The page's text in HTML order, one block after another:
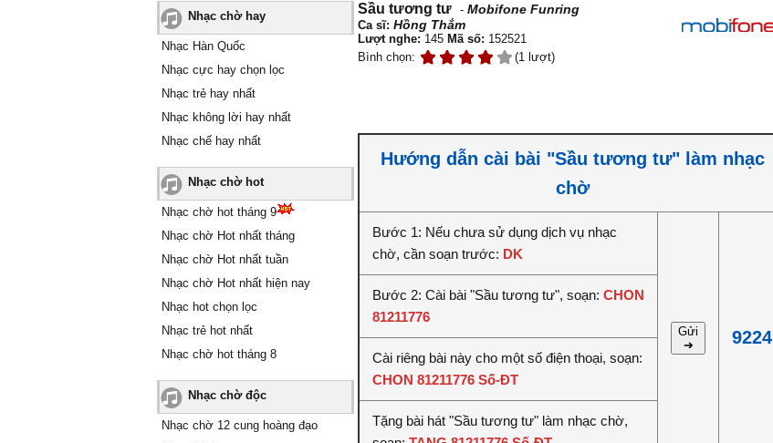
Nhạc chờ hay
Nhạc Hàn Quốc
Nhạc cực hay chọn lọc
Nhạc trẻ hay nhất
Nhạc không lời hay nhất
Nhạc chế hay nhất
Nhạc chờ hot
Nhạc chờ hot tháng 9
Nhạc chờ Hot nhất tháng
Nhạc chờ Hot nhất tuần
Nhạc chờ Hot nhất hiện nay
Nhạc hot chọn lọc
Nhạc trẻ hot nhất
Nhạc chờ hot tháng 8
Nhạc chờ độc
Nhạc chờ 12 cung hoàng đạo
Sầu tương tư - Mobifone Funring
Ca sĩ: Hồng Thắm
Lượt nghe: 145 Mã số: 152521
Bình chọn:
(1 lượt)
Hướng dẫn cài bài "Sầu tương tư" làm nhạc
chờ
Bước 1: Nếu chưa sử dụng dịch vụ nhạc
chờ, cần soạn trước: DK
Gửi
➔
9224
Bước 2: Cài bài "Sầu tương tư", soạn: CHON
81211776
Cài riêng bài này cho một số điện thoại, soạn:
CHON 81211776 Số-ĐT
Tặng bài hát "Sầu tương tư" làm nhạc chờ,